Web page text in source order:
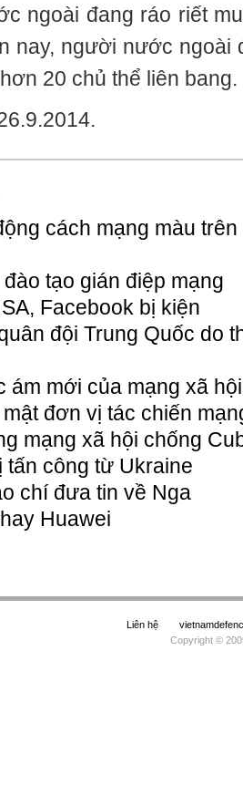
ngoài đang ráo riết
nay, người nước ngoài
20 chủ thể liên bang.
cách mạng màu trên
tạo gián điệp mạng
Facebook bị kiện
đội Trung Quốc do
ám mới của mạng xã hội
đơn vị tác chiến
mạng xã hội chống
tấn công từ Ukraine
chí đưa tin về Nga
Huawei
Liên hệ
Copyright ©